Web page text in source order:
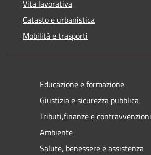
Vita lavorativa
Catasto e urbanistica
Mobilità e trasporti
Educazione e formazione
Giustizia e sicurezza pubblica
Tributi,finanze e contravvenzioni
Ambiente
Salute, benessere e assistenza